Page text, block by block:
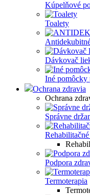
Kúpelňové
Toalety
Dávkovač
Iné pomôcky
Ochrana zdravia
Ochrana
Správne
Podpora
Termoterapia